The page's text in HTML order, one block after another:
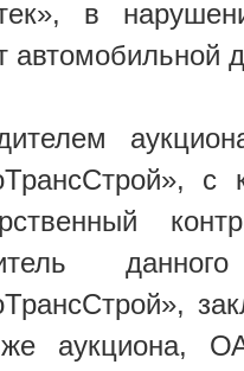
в
автомобильной
аукциона,